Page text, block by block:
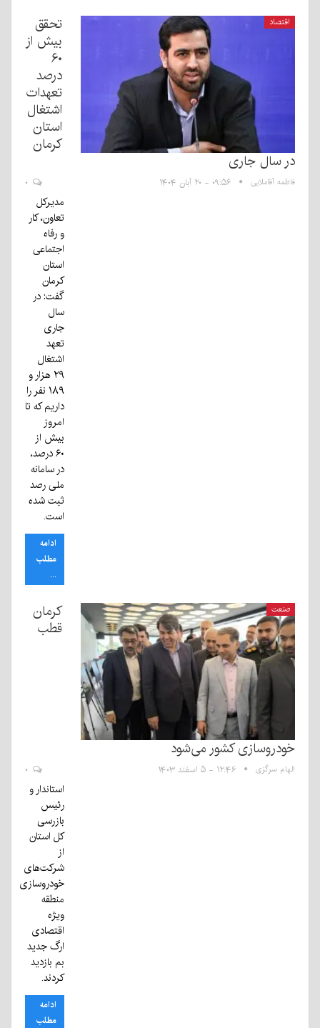
اقتصاد
تحقق
بیش از
۶۰
درصد
تعهدات
اشتغال
استان
کرمان
در سال جاری
فاطمه آقاملایی ۰۹:۵۶ - ۲۰ آبان ۱۴۰۴
مدیرکل
تعاون، کار
و رفاه
اجتماعی
استان
کرمان
گفت: در
سال
جاری
تعهد
اشتغال
۲۹ هزار و
۱۸۹ نفر را
داریم که تا
امروز
بیش از
۶۰ درصد،
در سامانه
ملی رصد
ثبت شده
است.
ادامه
مطلب
...
صنعت
کرمان
قطب
خودروسازی کشور می‌شود
الهام سرگزی ۱۲:۴۶ - ۵ اسفند ۱۴۰۳
استاندار و
رئیس
بازرسی
کل استان
از
شرکت‌های
خودروسازی
منطقه
ویژه
اقتصادی
ارگ جدید
بم بازدید
کردند.
ادامه
مطلب